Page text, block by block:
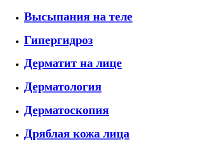
Высыпания на теле
Гипергидроз
Дерматит на лице
Дерматология
Дерматоскопия
Дряблая кожа лица